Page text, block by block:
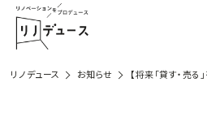
リノデュース お知らせ 【将来「貸す・売